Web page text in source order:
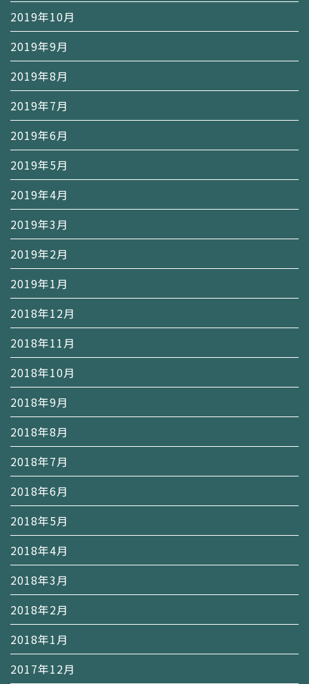
2019年10月
2019年9月
2019年8月
2019年7月
2019年6月
2019年5月
2019年4月
2019年3月
2019年2月
2019年1月
2018年12月
2018年11月
2018年10月
2018年9月
2018年8月
2018年7月
2018年6月
2018年5月
2018年4月
2018年3月
2018年2月
2018年1月
2017年12月